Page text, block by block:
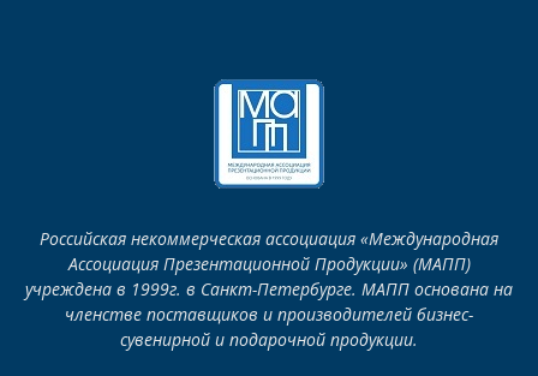
Российская некоммерческая ассоциация «Международная
Ассоциация Презентационной Продукции» (МАПП)
учреждена в 1999г. в Санкт-Петербурге. МАПП основана на
членстве поставщиков и производителей бизнес-
сувенирной и подарочной продукции.